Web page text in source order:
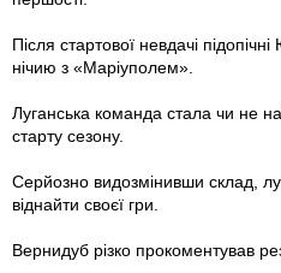
Після стартової невдачі
нічию з «Маріуполем».
Луганська команда стала чи не
старту сезону.
Серйозно видозмінивши склад,
віднайти своєї гри.
Вернидуб різко прокоментував